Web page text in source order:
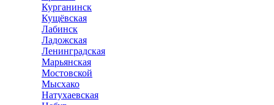
Курганинск
Кущёвская
Лабинск
Ладожская
Ленинградская
Марьянская
Мостовской
Мысхако
Натухаевская